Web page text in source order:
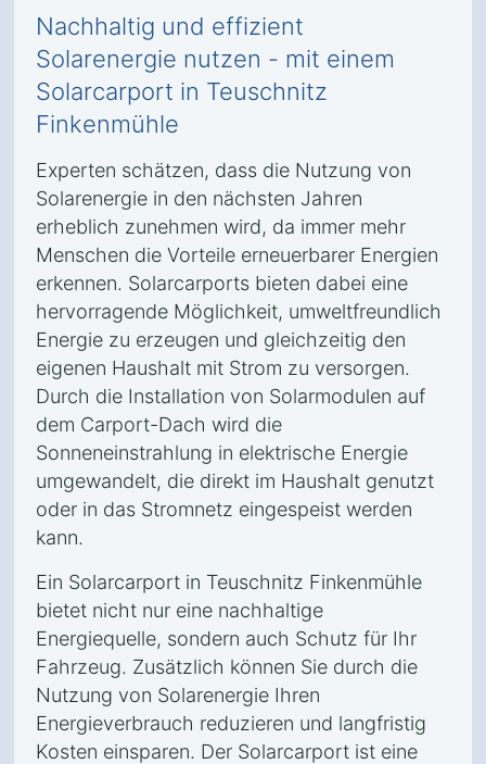
Nachhaltig und effizient
Solarenergie nutzen - mit einem
Solarcarport in Teuschnitz
Finkenmühle
Experten schätzen, dass die Nutzung von
Solarenergie in den nächsten Jahren
erheblich zunehmen wird, da immer mehr
Menschen die Vorteile erneuerbarer Energien
erkennen. Solarcarports bieten dabei eine
hervorragende Möglichkeit, umweltfreundlich
Energie zu erzeugen und gleichzeitig den
eigenen Haushalt mit Strom zu versorgen.
Durch die Installation von Solarmodulen auf
dem Carport-Dach wird die
Sonneneinstrahlung in elektrische Energie
umgewandelt, die direkt im Haushalt genutzt
oder in das Stromnetz eingespeist werden
kann.
Ein Solarcarport in Teuschnitz Finkenmühle
bietet nicht nur eine nachhaltige
Energiequelle, sondern auch Schutz für Ihr
Fahrzeug. Zusätzlich können Sie durch die
Nutzung von Solarenergie Ihren
Energieverbrauch reduzieren und langfristig
Kosten einsparen. Der Solarcarport ist eine